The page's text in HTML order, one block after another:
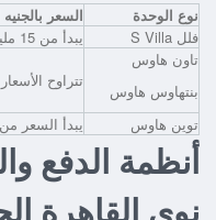
نوع الوحدة
السعر
فلل S Villa
يبدأ من 15 مليون جنيه مصري
تاون هاوس
بنتهاوس هاوس
تتراوح الأسعار بين 20.000.000 –
توين هاوس يبدأ السعر من 30.000.000
أنظمة الدفع
نوي القاهرة